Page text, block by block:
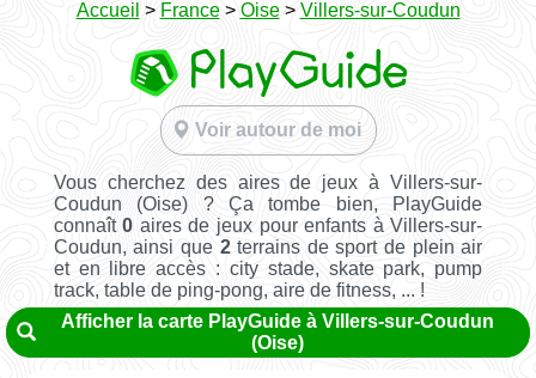
Accueil > France> Oise> Villers-sur-Coudun
Voir autour de moi
Vous cherchez des aires de jeux à Villers-sur-
Coudun (Oise) ? Ça tombe bien, PlayGuide
connaît0 aires de jeux pour enfants à Villers-sur-
Coudun, ainsi que 2terrains de sport de plein air
et en libre accès : city stade, skate park, pump
track, table de ping-pong, aire de fitness, ... !
Afficher la carte PlayGuide à Villers-sur-Coudun
(Oise)